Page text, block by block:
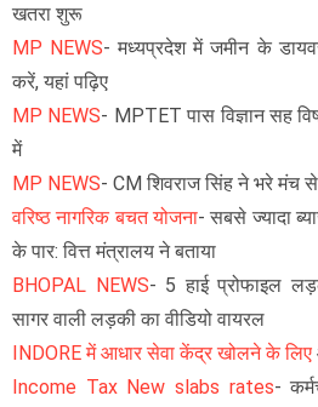
खतरा शुरू
MP NEWS-मध्यप्रदेश में जमीन के
करें, यहां पढ़िए
MP NEWS- MPTET पास विज्ञान सह
में
MP NEWS- CM शिवराज सिंह ने भरे मंच
वरिष्ठ नागरिक बचत योजना- सबसे ज्यादा
के पार: वित्त मंत्रालय ने बताया
BHOPAL NEWS- 5 हाई प्रोफाइल
सागर वाली लड़की का वीडियो वायरल
INDORE में आधार सेवा केंद्र खोलने के लिए
Income Tax New slabs rates-